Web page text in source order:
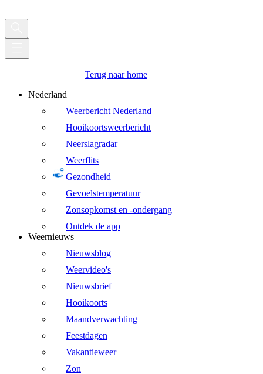
Terug naar home
Nederland
Weerbericht Nederland
Hooikoortsweerbericht
Neerslagradar
Weerflits
Gezondheid
Gevoelstemperatuur
Zonsopkomst en -ondergang
Ontdek de app
Weernieuws
Nieuwsblog
Weervideo's
Nieuwsbrief
Hooikoorts
Maandverwachting
Feestdagen
Vakantieweer
Zon